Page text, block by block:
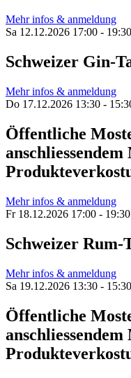
Mehr infos & anmeldung
Sa 12.12.2026 17:00 -
Schweizer Gin-
Mehr infos & anmeldung
Do 17.12.2026 13:30 -
Öffentliche
anschliessendem
Mehr infos & anmeldung
Fr 18.12.2026 17:00 -
Schweizer Rum-
Mehr infos & anmeldung
Sa 19.12.2026 13:30 -
Öffentliche
anschliessendem